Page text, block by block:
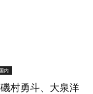
内
村勇斗、大泉洋